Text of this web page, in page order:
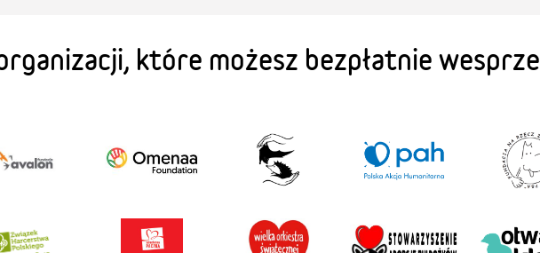
które możesz bezpłatnie